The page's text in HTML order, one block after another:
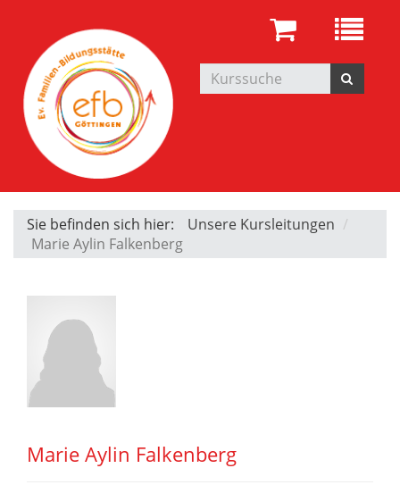
Sie befinden sich hier:
Unsere Kursleitungen
Marie Aylin Falkenberg
Marie Aylin Falkenberg